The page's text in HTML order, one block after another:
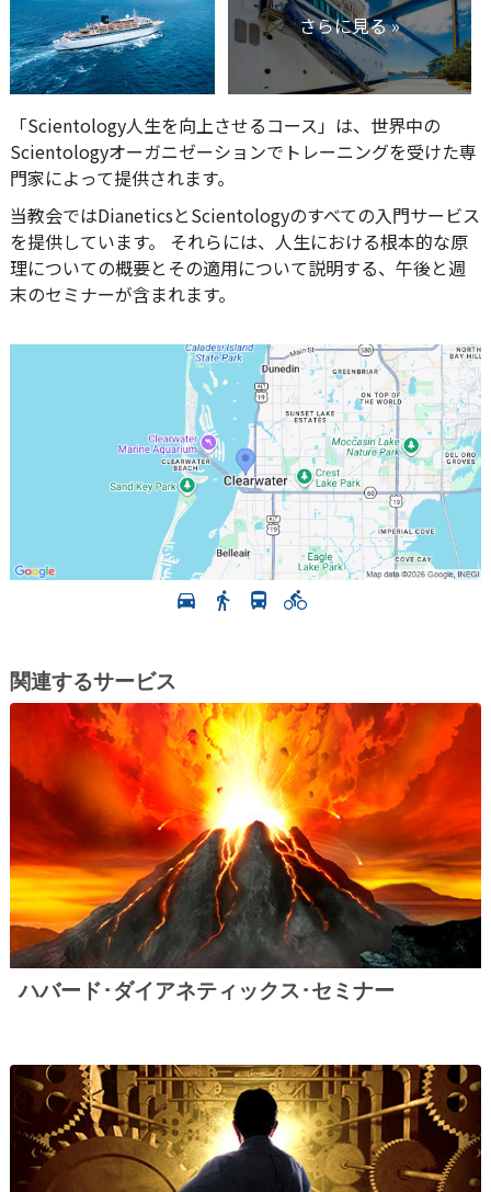
さらに見る »
「Scientology人生を向上させるコース」は、世界中の
Scientologyオーガニゼーションでトレーニングを受けた専
門家によって提供されます。
当教会ではDianeticsとScientologyのすべての入門サービス
を提供しています。 それらには、人生における根本的な原
理についての概要とその適用について説明する、午後と週
末のセミナーが含まれます。
関連するサービス
ハバード･ダイアネティックス･セミナー